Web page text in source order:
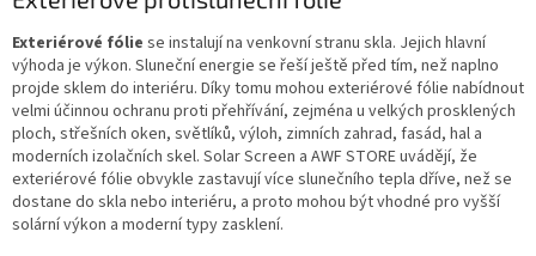
Exteriérové fólie se instalují na venkovní stranu skla. Jejich hlavní
výhoda je výkon. Sluneční energie se řeší ještě před tím, než naplno
projde sklem do interiéru. Díky tomu mohou exteriérové fólie nabídnout
velmi účinnou ochranu proti přehřívání, zejména u velkých prosklených
ploch, střešních oken, světlíků, výloh, zimních zahrad, fasád, hal a
moderních izolačních skel. Solar Screen a AWF STORE uvádějí, že
exteriérové fólie obvykle zastavují více slunečního tepla dříve, než se
dostane do skla nebo interiéru, a proto mohou být vhodné pro vyšší
solární výkon a moderní typy zasklení.